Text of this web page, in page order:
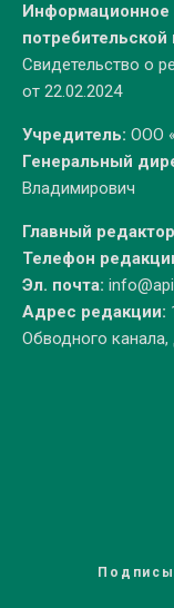
Информационное
Свидетельство о
от 22.02.2024
Учредитель: ООО
Генеральный
Владимирович
Главный
Телефон
Эл. почта:
Адрес редакции:
Обводного канала,